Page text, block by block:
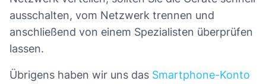
ausschalten, vom Netzwerk trennen und
anschließend von einem Spezialisten überprüfen
lassen.
Übrigens haben wir uns das Smartphone-Konto